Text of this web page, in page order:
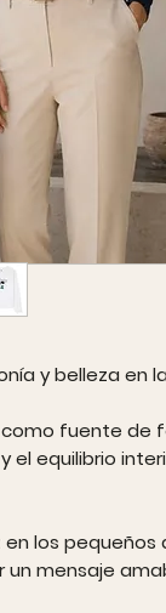
y belleza en
fuente de
el equilibrio
los pequeños
mensaje